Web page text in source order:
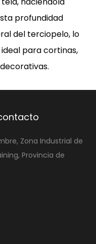
profundidad
del terciopelo, lo
para cortinas,
Zona Industrial de
Provincia de